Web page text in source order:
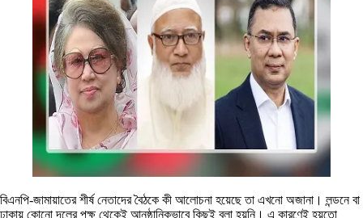
বিএনপি-জামায়াতের শীর্ষ নেতাদের বৈঠকে কী আলোচনা হয়েছে তা এখনো অজানা। লন্ডনে বা
ঢাকায় কোনো দলের পক্ষ থেকেই আনুষ্ঠানিকভাবে কিছুই বলা হয়নি। এ কারণেই হয়তো